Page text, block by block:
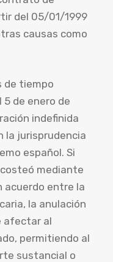
del 05/01/1999
causas como
de tiempo
de enero de
indefinida
la jurisprudencia
español. Si
mediante
acuerdo entre la
la anulación
afectar al
permitiendo al
sustancial o